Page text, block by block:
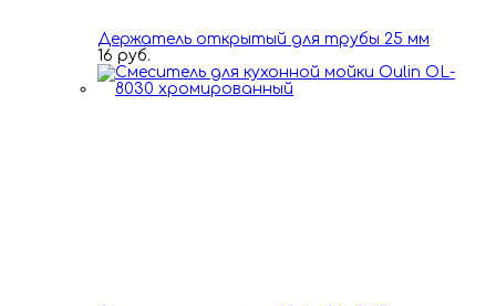
Держатель открытый для трубы 25 мм
16 руб.